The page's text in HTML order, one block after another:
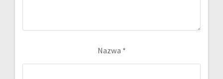
Nazwa *